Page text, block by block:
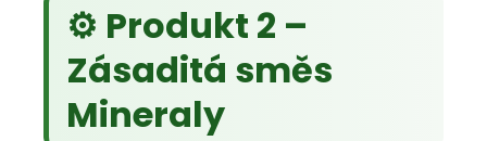
⚙️ Produkt 2 –
Zásaditá směs
Mineraly